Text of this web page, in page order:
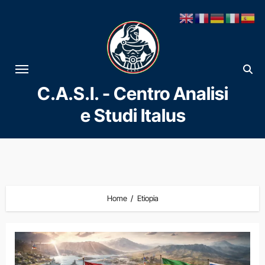
al
contenuto
C.A.S.I. - Centro Analisi
e Studi Italus
Home Etiopia